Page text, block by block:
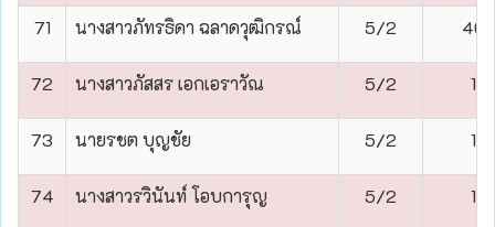
71 นางสาวภัทรธิดา ฉลาดวุฒิกรณ์ 5/2 40
72 นางสาวภัสสร เอกเอราวัณ 5/2 1
73 นายรชต บุญชัย 5/2 1
74 นางสาวรวินันท์ โอบการุญ 5/2 1